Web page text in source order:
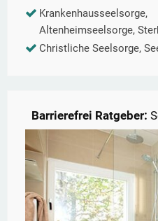
Krankenhausseelsorge,
Altenheimseelsorge,
Christliche Seelsorge,
Barrierefrei Ratgeber: